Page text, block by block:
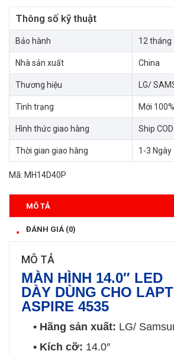
Thông số kỹ thuật
Bảo hành 12 tháng
Nhà sản xuất China
Thương hiệu LG/
Tình trạng Mới 100%
Hình thức giao hàng Ship
Thời gian giao hàng 1-3 Ngày
Mã: MH14D40P
MÔ TẢ
ĐÁNH GIÁ (0)
MÔ TẢ
MÀN HÌNH 14.0″ LED
DÀY DÙNG CHO
ASPIRE 4535
• Hãng sản xuất: LG/
• Kích cỡ: 14.0″